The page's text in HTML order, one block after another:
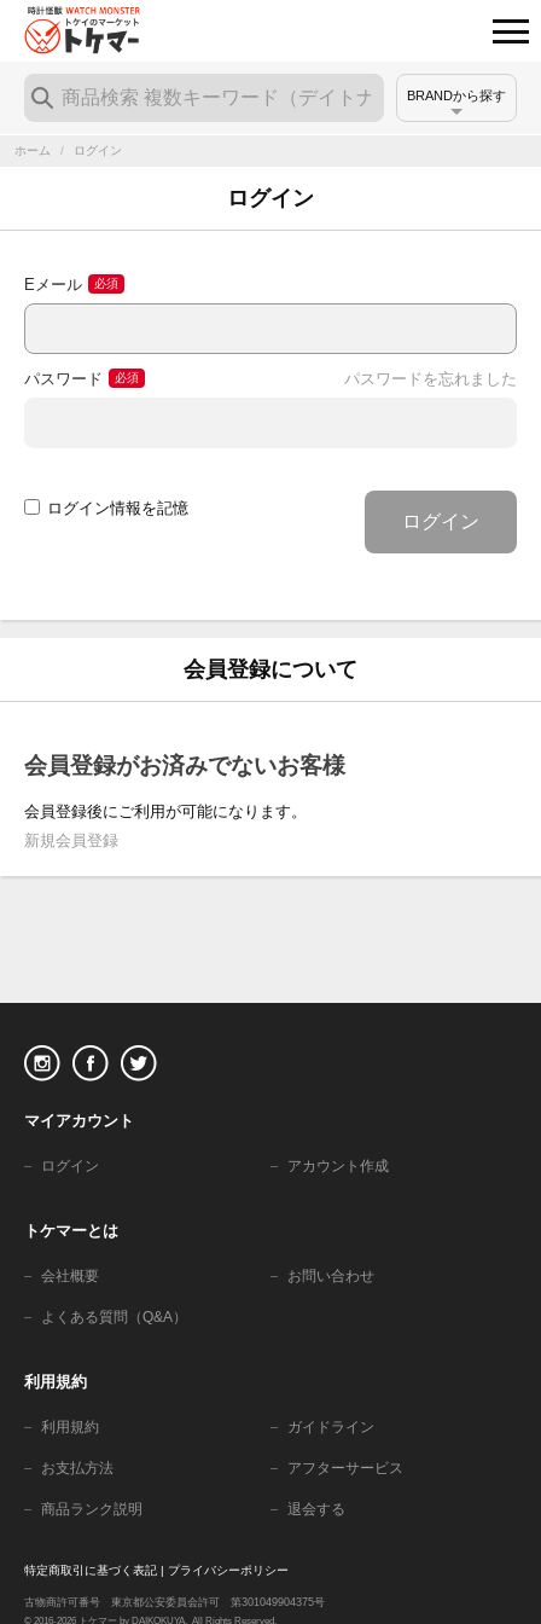
BRANDから探す
ホーム / ログイン
ログイン
Eメール
パスワード パスワードを忘れました
ログイン
ログイン情報を記憶
会員登録について
会員登録がお済みでないお客様
会員登録後にご利用が可能になります。
新規会員登録
マイアカウント
ログイン アカウント作成
トケマーとは
会社概要 お問い合わせ
よくある質問（Q&A）
利用規約
利用規約 ガイドライン
お支払方法 アフターサービス
商品ランク説明 退会する
特定商取引に基づく表記 | プライバシーポリシー
古物商許可番号 東京都公安委員会許可 第301049904375号
© 2016-2026 トケマー by DAIKOKUYA. All Rights Reserved.